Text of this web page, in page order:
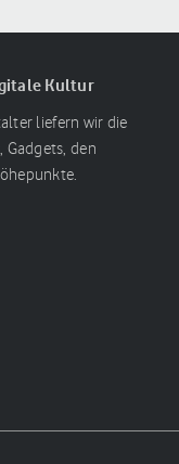
Kultur
liefern wir die
den